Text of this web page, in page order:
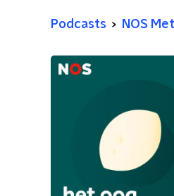
Podcasts NOS